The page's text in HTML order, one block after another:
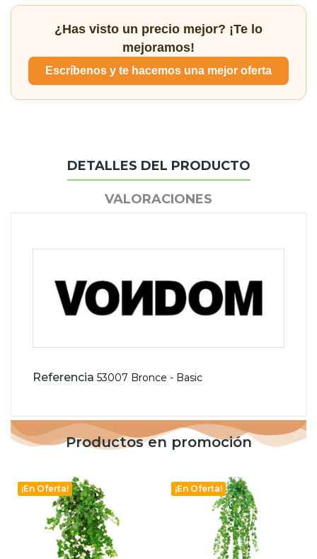
¿Has visto un precio mejor? ¡Te lo
mejoramos!
Escríbenos y te hacemos una mejor oferta
DETALLES DEL PRODUCTO
VALORACIONES
Referencia 53007 Bronce - Basic
Productos en promoción
¡En Oferta! ¡En Oferta!